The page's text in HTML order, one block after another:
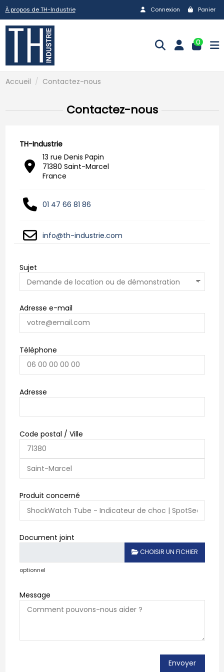
À propos de TH-Industrie Connexion Panier
0
Accueil Contactez-nous
Contactez-nous
TH-Industrie
13 rue Denis Papin
71380 Saint-Marcel
France
01 47 66 81 86
info@th-industrie.com
Sujet
Adresse e-mail
Téléphone
Adresse
Code postal / Ville
Produit concerné
Document joint
CHOISIR UN FICHIER
optionnel
Message